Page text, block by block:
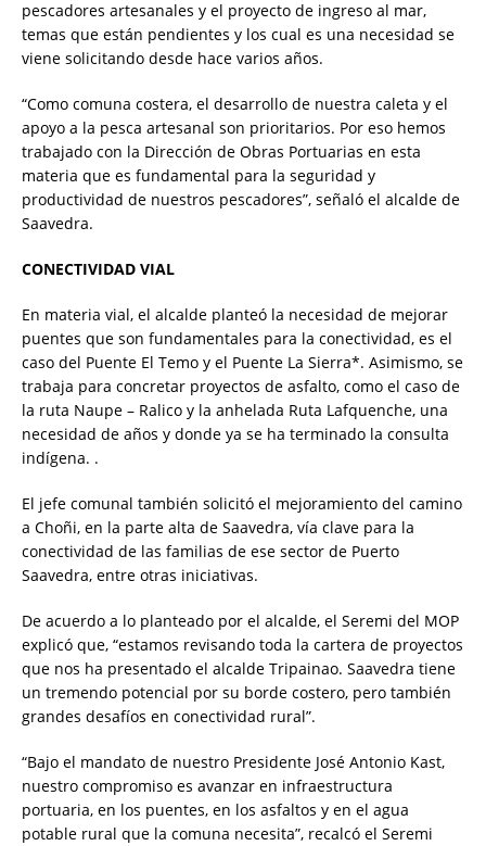
pescadores artesanales y el proyecto de ingreso al mar,
temas que están pendientes y los cual es una necesidad se
viene solicitando desde hace varios años.
“Como comuna costera, el desarrollo de nuestra caleta y el
apoyo a la pesca artesanal son prioritarios. Por eso hemos
trabajado con la Dirección de Obras Portuarias en esta
materia que es fundamental para la seguridad y
productividad de nuestros pescadores”, señaló el alcalde de
Saavedra.
CONECTIVIDAD VIAL
En materia vial, el alcalde planteó la necesidad de mejorar
puentes que son fundamentales para la conectividad, es el
caso del Puente El Temo y el Puente La Sierra*. Asimismo, se
trabaja para concretar proyectos de asfalto, como el caso de
la ruta Naupe – Ralico y la anhelada Ruta Lafquenche, una
necesidad de años y donde ya se ha terminado la consulta
indígena. .
El jefe comunal también solicitó el mejoramiento del camino
a Choñi, en la parte alta de Saavedra, vía clave para la
conectividad de las familias de ese sector de Puerto
Saavedra, entre otras iniciativas.
De acuerdo a lo planteado por el alcalde, el Seremi del MOP
explicó que, “estamos revisando toda la cartera de proyectos
que nos ha presentado el alcalde Tripainao. Saavedra tiene
un tremendo potencial por su borde costero, pero también
grandes desafíos en conectividad rural”.
“Bajo el mandato de nuestro Presidente José Antonio Kast,
nuestro compromiso es avanzar en infraestructura
portuaria, en los puentes, en los asfaltos y en el agua
potable rural que la comuna necesita”, recalcó el Seremi